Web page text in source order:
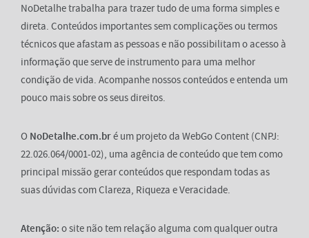
NoDetalhe trabalha para trazer tudo de uma forma simples e
direta. Conteúdos importantes sem complicações ou termos
técnicos que afastam as pessoas e não possibilitam o acesso à
informação que serve de instrumento para uma melhor
condição de vida. Acompanhe nossos conteúdos e entenda um
pouco mais sobre os seus direitos.
O NoDetalhe.com.bré um projeto da WebGo Content (CNPJ:
22.026.064/0001-02), uma agência de conteúdo que tem como
principal missão gerar conteúdos que respondam todas as
suas dúvidas com Clareza, Riqueza e Veracidade.
Atenção: o site não tem relação alguma com qualquer outra